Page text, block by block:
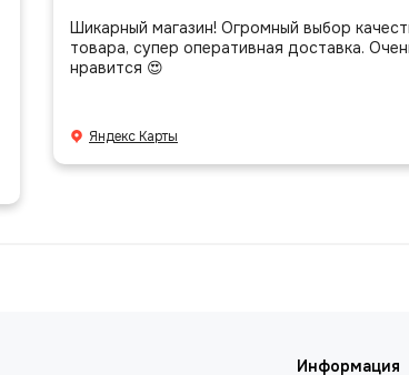
Шикарный магазин! Огромный выбор
товара, супер оперативная доставка.
нравится 😍
Яндекс Карты
Информация